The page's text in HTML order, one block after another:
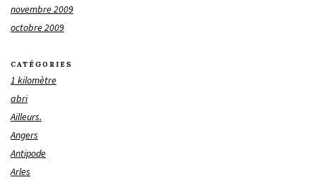
novembre 2009
octobre 2009
CATÉGORIES
1 kilomètre
abri
Ailleurs.
Angers
Antipode
Arles